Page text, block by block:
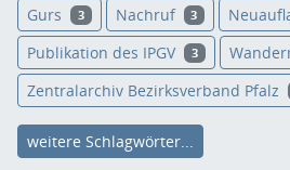
Gurs 3 Nachruf 3
Publikation des IPGV 3
Zentralarchiv Bezirksverband Pfalz
weitere Schlagwörter...